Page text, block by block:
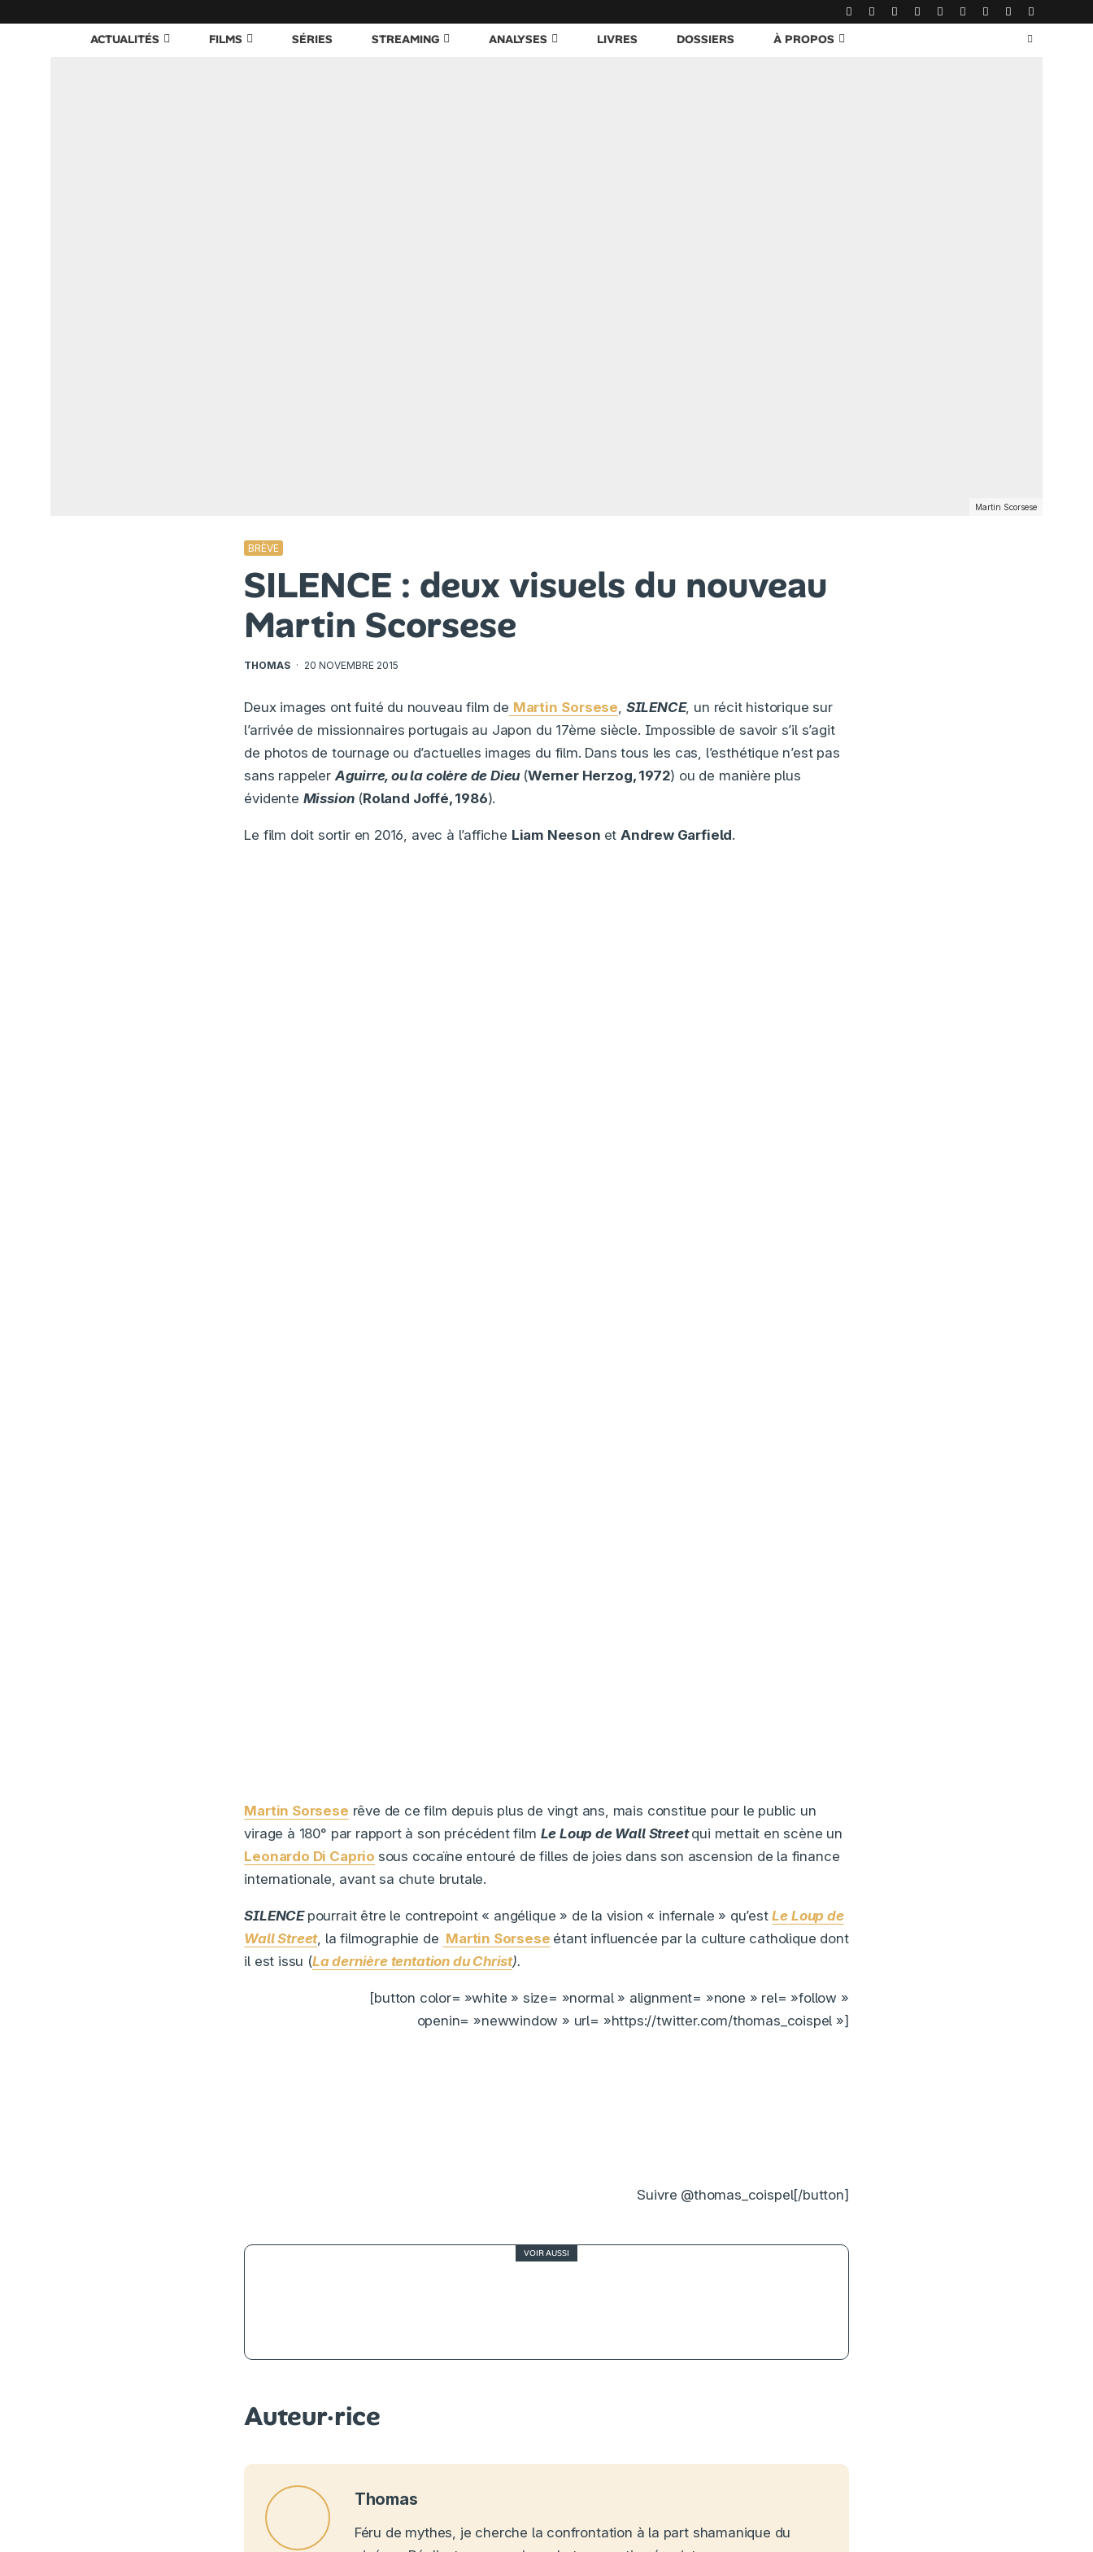
ACTUALITÉS FILMS SÉRIES STREAMING ANALYSES LIVRES DOSSIERS À PROPOS
Martin Scorsese
BRÈVE
SILENCE : deux visuels du nouveau
Martin Scorsese
THOMAS · 20 NOVEMBRE 2015
Deux images ont fuité du nouveau film de Martin Sorsese, SILENCE, un récit historique sur
l’arrivée de missionnaires portugais au Japon du 17ème siècle. Impossible de savoir s’il s’agit
de photos de tournage ou d’actuelles images du film. Dans tous les cas, l’esthétique n’est pas
sans rappelerAguirre, ou la colère de Dieu (Werner Herzog, 1972) ou de manière plus
évidente Mission(Roland Joffé, 1986).
Le film doit sortir en 2016, avec à l’affiche Liam Neeson et Andrew Garfield.
Martin Sorsese rêve de ce film depuis plus de vingt ans, mais constitue pour le public un
virage à 180° par rapport à son précédent film Le Loup de Wall Streetqui mettait en scène un
Leonardo Di Caprio sous cocaïne entouré de filles de joies dans son ascension de la finance
internationale, avant sa chute brutale.
SILENCE pourrait être le contrepoint « angélique » de la vision « infernale » qu’estLe Loup de
Wall Street, la filmographie de Martin Sorsese étant influencée par la culture catholique dont
il est issu (La dernière tentation du Christ).
[button color= »white » size= »normal » alignment= »none » rel= »follow »
openin= »newwindow » url= »https://twitter.com/thomas_coispel »]
Suivre @thomas_coispel[/button]
VOIR AUSSI
Auteur·rice
Thomas
Féru de mythes, je cherche la confrontation à la part shamanique du